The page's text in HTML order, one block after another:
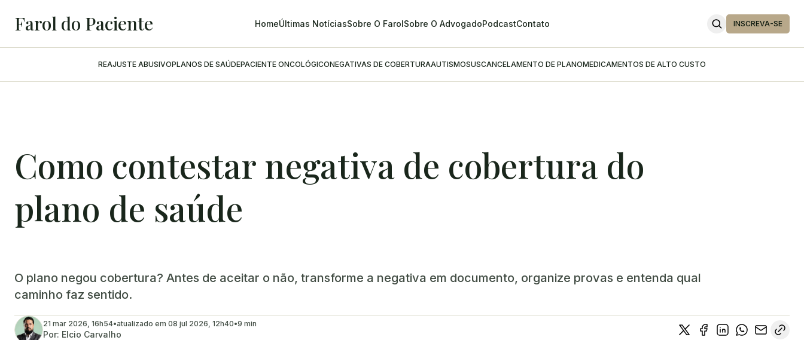
Farol do Paciente HomeÚltimas NotíciasSobre O FarolSobre O AdvogadoPodcastContato INSCREVA-SE
REAJUSTE ABUSIVOPLANOS DE SAÚDEPACIENTE ONCOLÓGICONEGATIVAS DE COBERTURAAUTISMOSUSCANCELAMENTO DE PLANOMEDICAMENTOS DE ALTO CUSTO
Como contestar negativa de cobertura do
plano de saúde
O plano negou cobertura? Antes de aceitar o não, transforme a negativa em documento, organize provas e entenda qual
caminho faz sentido.
21 mar 2026, 16h54•atualizado em 08 jul 2026, 12h40•9 min
Por: Elcio Carvalho